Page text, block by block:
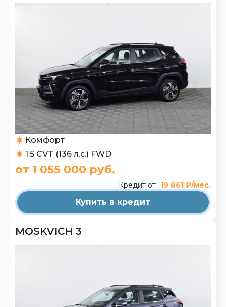
Комфорт
1.5 CVT (136 л.с.) FWD
от 1 055 000 руб.
Кредит от 19 861 ₽/мес.
Купить в кредит
MOSKVICH 3